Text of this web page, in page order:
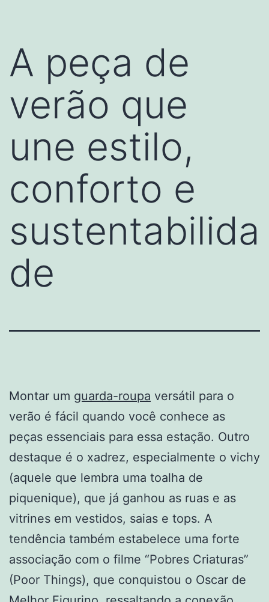
A peça de
verão que
une estilo,
conforto e
sustentabilida
de
Montar um guarda-roupa versátil para o
verão é fácil quando você conhece as
peças essenciais para essa estação. Outro
destaque é o xadrez, especialmente o vichy
(aquele que lembra uma toalha de
piquenique), que já ganhou as ruas e as
vitrines em vestidos, saias e tops. A
tendência também estabelece uma forte
associação com o filme “Pobres Criaturas”
(Poor Things), que conquistou o Oscar de